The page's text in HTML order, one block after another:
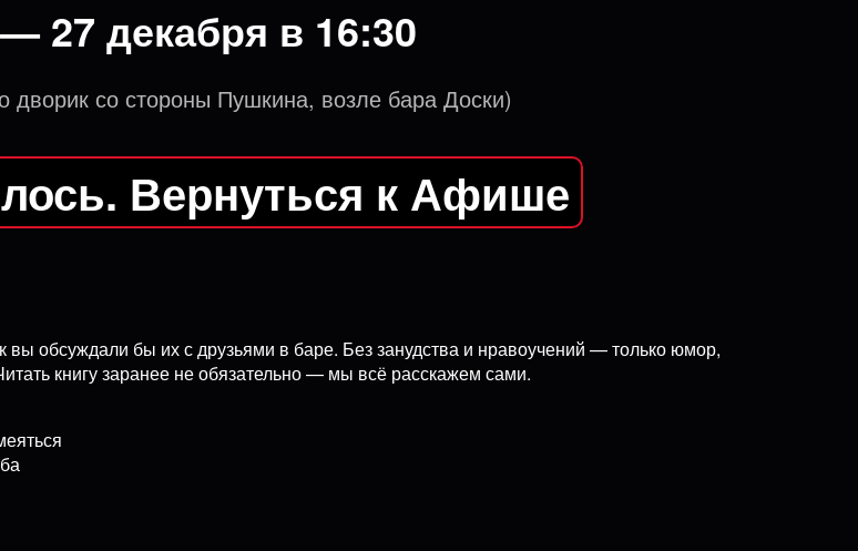
27 декабря в 16:30
дворик со стороны Пушкина, возле бара Доски)
Вернуться к Афише
обсуждали бы их с друзьями в баре. Без занудства и нравоучений — только юмор,
книгу заранее не обязательно — мы всё расскажем сами.